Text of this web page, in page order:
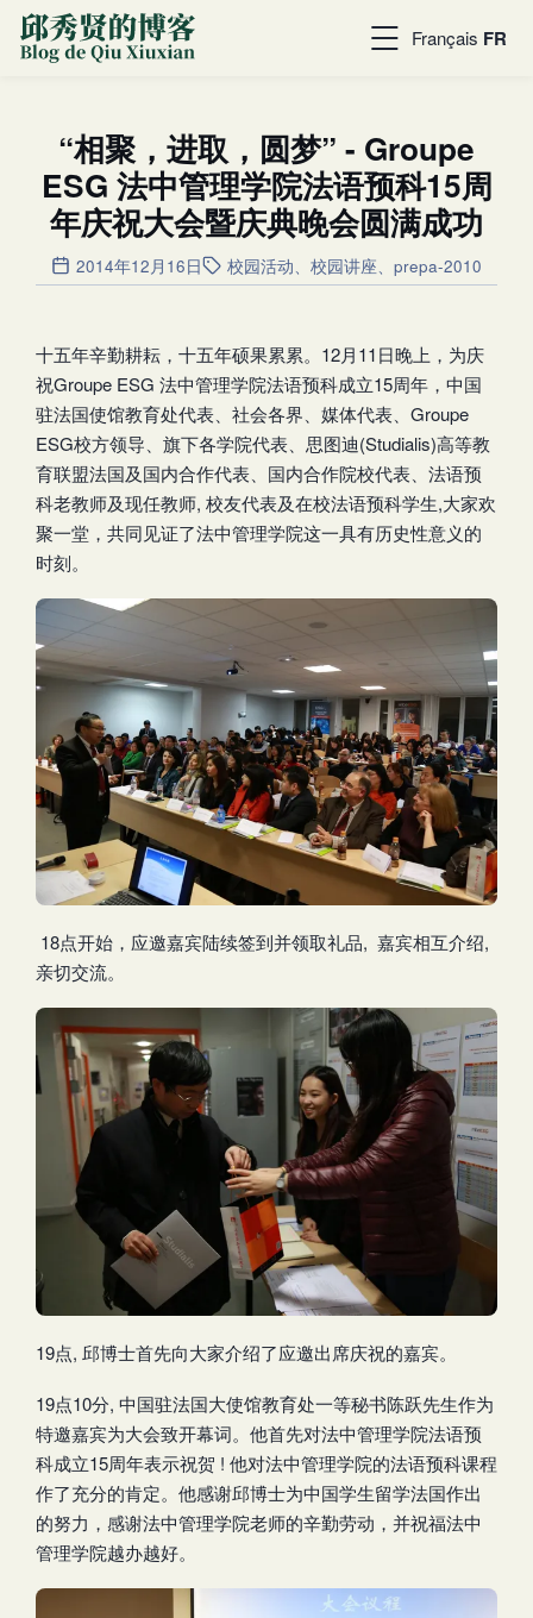
Français FR
“相聚，进取，圆梦” - Groupe
ESG 法中管理学院法语预科15周
年庆祝大会暨庆典晚会圆满成功
2014年12月16日 校园活动 、校园讲座 、prepa-2010
十五年辛勤耕耘，十五年硕果累累。12月11日晚上，为庆
祝Groupe ESG 法中管理学院法语预科成立15周年，中国
驻法国使馆教育处代表、社会各界、媒体代表、Groupe
ESG校方领导、旗下各学院代表、思图迪(Studialis)高等教
育联盟法国及国内合作代表、国内合作院校代表、法语预
科老教师及现任教师, 校友代表及在校法语预科学生,大家欢
聚一堂，共同见证了法中管理学院这一具有历史性意义的
时刻。
18点开始，应邀嘉宾陆续签到并领取礼品, 嘉宾相互介绍,
亲切交流。
19点, 邱博士首先向大家介绍了应邀出席庆祝的嘉宾。
19点10分, 中国驻法国大使馆教育处一等秘书陈跃先生作为
特邀嘉宾为大会致开幕词。他首先对法中管理学院法语预
科成立15周年表示祝贺 ! 他对法中管理学院的法语预科课程
作了充分的肯定。他感谢邱博士为中国学生留学法国作出
的努力，感谢法中管理学院老师的辛勤劳动，并祝福法中
管理学院越办越好。